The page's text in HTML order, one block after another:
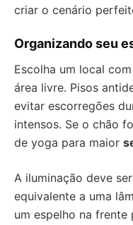
criar o cenário
Organizando seu
Escolha um local
área livre. Pisos
evitar escorregões
intensos. Se o chão
de yoga para maior
A iluminação deve
equivalente a uma
um espelho na